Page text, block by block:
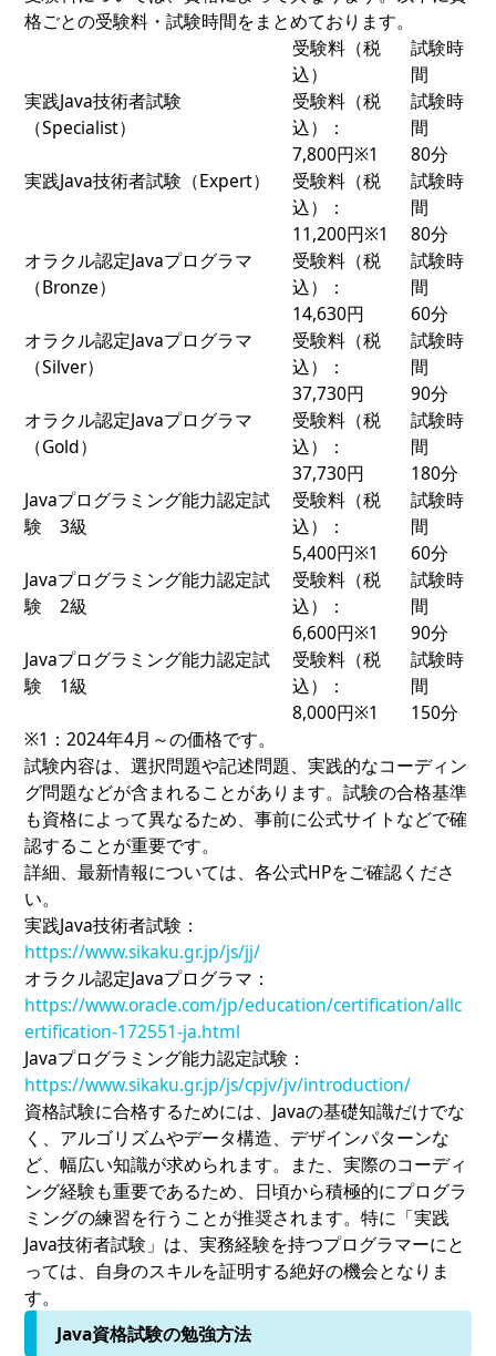
格ごとの受験料・試験時間をまとめております。
受験料（税
込）
試験時
間
実践Java技術者試験
（Specialist）
受験料（税
込）：
7,800円※1
試験時
間
80分
実践Java技術者試験（Expert）
受験料（税
込）：
11,200円※1
試験時
間
80分
オラクル認定Javaプログラマ
（Bronze）
受験料（税
込）：
14,630円
試験時
間
60分
オラクル認定Javaプログラマ
（Silver）
受験料（税
込）：
37,730円
試験時
間
90分
オラクル認定Javaプログラマ
（Gold）
受験料（税
込）：
37,730円
試験時
間
180分
Javaプログラミング能力認定試
験 3級
受験料（税
込）：
5,400円※1
試験時
間
60分
Javaプログラミング能力認定試
験 2級
受験料（税
込）：
6,600円※1
試験時
間
90分
Javaプログラミング能力認定試
験 1級
受験料（税
込）：
8,000円※1
試験時
間
150分
※1：2024年4月～の価格です。
試験内容は、選択問題や記述問題、実践的なコーディン
グ問題などが含まれることがあります。試験の合格基準
も資格によって異なるため、事前に公式サイトなどで確
認することが重要です。
詳細、最新情報については、各公式HPをご確認くださ
い。
実践Java技術者試験：
https://www.sikaku.gr.jp/js/jj/
オラクル認定Javaプログラマ：
https://www.oracle.com/jp/education/certification/allc
ertification-172551-ja.html
Javaプログラミング能力認定試験：
https://www.sikaku.gr.jp/js/cpjv/jv/introduction/
資格試験に合格するためには、Javaの基礎知識だけでな
く、アルゴリズムやデータ構造、デザインパターンな
ど、幅広い知識が求められます。また、実際のコーディ
ング経験も重要であるため、日頃から積極的にプログラ
ミングの練習を行うことが推奨されます。特に「実践
Java技術者試験」は、実務経験を持つプログラマーにと
っては、自身のスキルを証明する絶好の機会となりま
す。
Java資格試験の勉強方法